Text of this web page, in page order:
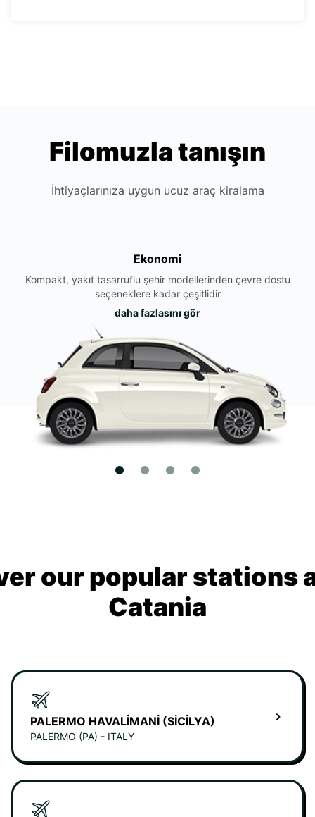
Filomuzla tanışın
İhtiyaçlarınıza uygun ucuz araç kiralama
Ekonomi
Kompakt, yakıt tasarruflu şehir modellerinden çevre dostu
seçeneklere kadar çeşitlidir
daha fazlasını gör
our popular stations
Catania
PALERMO HAVALIMANI (SICILYA)
PALERMO (PA) - ITALY